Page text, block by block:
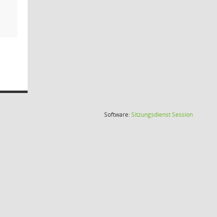
Software:SitzungsdienstSession(Wird in